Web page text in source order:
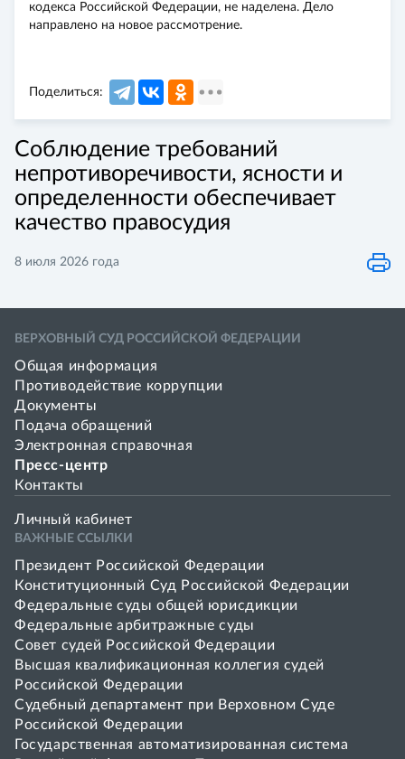
Соблюдение требований
непротиворечивости, ясности и
определенности обеспечивает
качество правосудия
8 июля 2026 года
кодекса Российской Федерации, не наделена. Дело
направлено на новое рассмотрение.
Поделиться:
ВЕРХОВНЫЙ СУД РОССИЙСКОЙ ФЕДЕРАЦИИ
Общая информация
Противодействие коррупции
Документы
Подача обращений
Электронная справочная
Пресс-центр
Контакты
Личный кабинет
ВАЖНЫЕ ССЫЛКИ
Президент Российской Федерации
Конституционный Суд Российской Федерации
Федеральные суды общей юрисдикции
Федеральные арбитражные суды
Совет cудей Российской Федерации
Высшая квалификационная коллегия судей
Российской Федерации
Судебный департамент при Верховном Суде
Российской Федерации
Государственная автоматизированная система